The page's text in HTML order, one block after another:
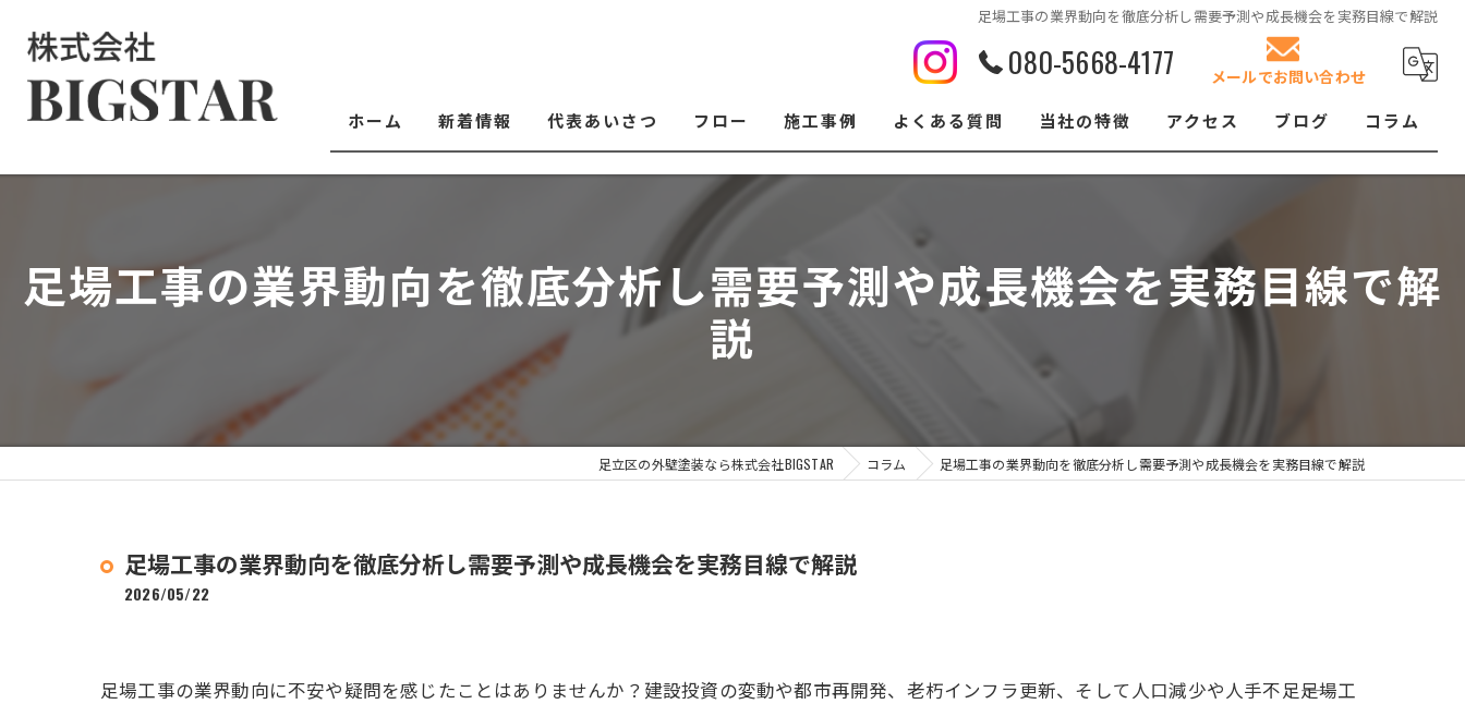
足場工事の業界動向を徹底分析し需要予測や成長機会を実務目線で解説
080-5668-4177 メールでお問い合わせ
ホーム 新着情報 代表あいさつ フロー 施工事例 よくある質問 当社の特徴
クロス張替え
アクセス ブログ コラム
足場工事の業界動向を徹底分析し需要予測や成長機会を実務目線で解
説
足立区の外壁塗装なら株式会社BIGSTAR コラム 足場工事の業界動向を徹底分析し需要予測や成長機会を実務目線で解説
足場工事の業界動向を徹底分析し需要予測や成長機会を実務目線で解説
2026/05/22
足場工事の業界動向に不安や疑問を感じたことはありませんか？建設投資の変動や都市再開発、老朽インフラ更新、そして人口減少や人手不足――足場工